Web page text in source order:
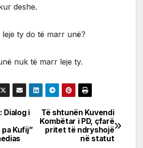
deshe.
leje ty do të marr unë?
nuk të marr leje ty.
Të shtunën Kuvendi
Kombëtar i PD, çfarë
pritet të ndryshojë
në statut
Dialog i
Kufij”